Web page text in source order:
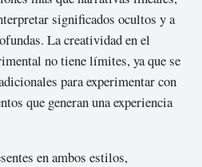
significados ocultos y a
La creatividad en el
no tiene límites, ya que se
para experimentar con
que generan una experiencia
en ambos estilos,